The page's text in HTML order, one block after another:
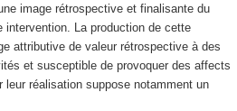
image rétrospective et finalisante du
intervention. La production de cette
attributive de valeur rétrospective à des
et susceptible de provoquer des affects
leur réalisation suppose notamment un